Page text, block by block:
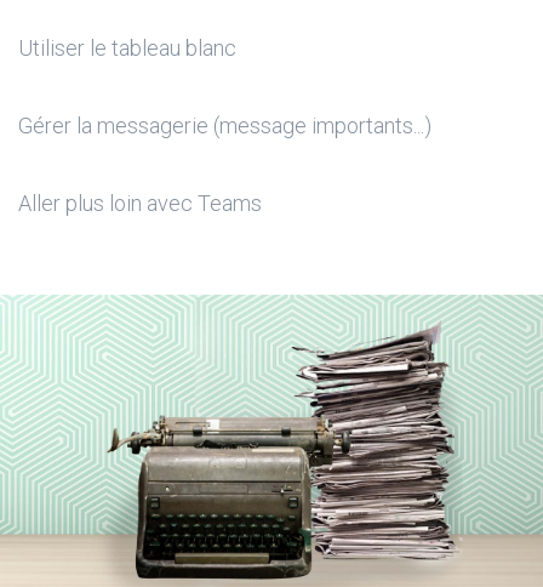
Utiliser le tableau blanc
Gérer la messagerie (message importants...)
Aller plus loin avec Teams